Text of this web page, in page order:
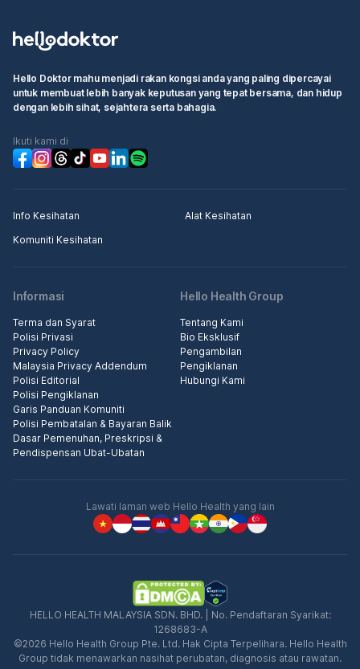
Hello Doktor mahu menjadi rakan kongsi anda yang paling dipercayai
untuk membuat lebih banyak keputusan yang tepat bersama, dan hidup
dengan lebih sihat, sejahtera serta bahagia.
Ikuti kami di
Info Kesihatan
Alat Kesihatan
Komuniti Kesihatan
Informasi
Terma dan Syarat
Polisi Privasi
Privacy Policy
Malaysia Privacy Addendum
Polisi Editorial
Polisi Pengiklanan
Garis Panduan Komuniti
Polisi Pembatalan & Bayaran Balik
Dasar Pemenuhan, Preskripsi &
Pendispensan Ubat-Ubatan
Hello Health Group
Tentang Kami
Bio Eksklusif
Pengambilan
Pengiklanan
Hubungi Kami
Lawati laman web Hello Health yang lain
HELLO HEALTH MALAYSIA SDN. BHD. | No. Pendaftaran Syarikat:
1268683-A
©2026 Hello Health Group Pte. Ltd. Hak Cipta Terpelihara. Hello Health
Group tidak menawarkan nasihat perubatan, diagnosis atau rawatan.